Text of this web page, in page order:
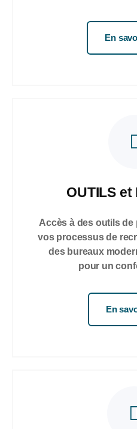
En
OUTILS et
Accès à des outils
vos processus de
des bureaux
pour un
En